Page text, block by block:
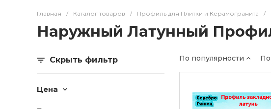
Главная / Каталог товаров / Профиль для Плитки и Керамогранита /
Наружный Латунный
Скрыть фильтр
Цена
По популярности